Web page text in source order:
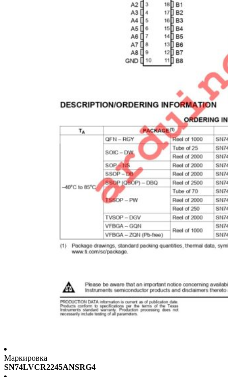
Маркировка
SN74LVCR2245ANSRG4